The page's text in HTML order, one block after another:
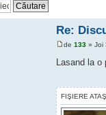
Re:
de133 » Joi
Lasand la
FIŞIERE